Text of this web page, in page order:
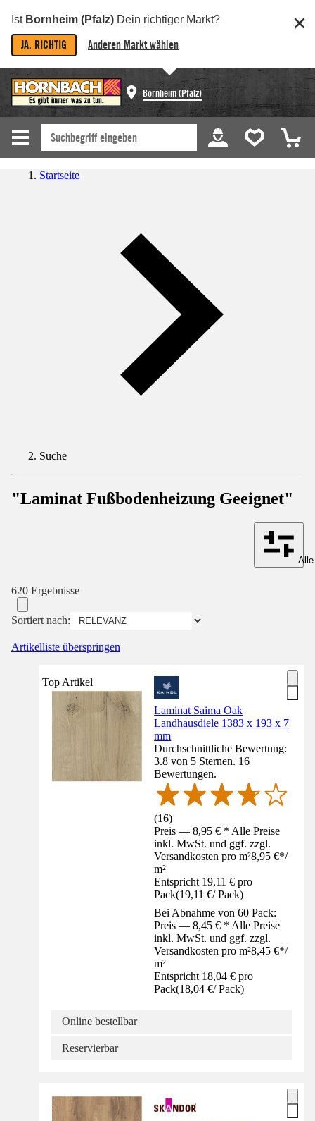
Ist Bornheim (Pfalz) Dein richtiger Markt?
JA, RICHTIG Anderen Markt wählen
Bornheim (Pfalz)
Startseite
Suche
"Laminat Fußbodenheizung Geeignet"
620 Ergebnisse
Sortiert nach:
Artikelliste überspringen
Top Artikel
Laminat Saima Oak
Landhausdiele 1383 x 193 x 7
mm
Durchschnittliche Bewertung:
3.8 von 5 Sternen. 16
Bewertungen.
(16)
Preis — 8,95 € * Alle Preise
inkl. MwSt. und ggf. zzgl.
Versandkosten pro m²8,95 €*/
m²
Entspricht 19,11 € pro
Pack(19,11 €/ Pack)
Bei Abnahme von 60 Pack:
Preis — 8,45 € * Alle Preise
inkl. MwSt. und ggf. zzgl.
Versandkosten pro m²8,45 €*/
m²
Entspricht 18,04 € pro
Pack(18,04 €/ Pack)
Online bestellbar
Reservierbar